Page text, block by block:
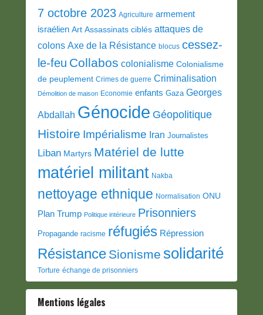
7 octobre 2023 Agriculture armement
israélien Art Assassinats ciblés attaques de
colons Axe de la Résistance blocus cessez-
le-feu Collabos colonialisme Colonialisme
de peuplement Crimes de guerre Criminalisation
Démolition de maison Economie enfants Gaza Georges
Abdallah Génocide Géopolitique
Histoire Impérialisme Iran Journalistes
Liban Martyrs Matériel de lutte
matériel militant Nakba
nettoyage ethnique Normalisation ONU
Plan Trump Politique intérieure Prisonniers
Propagande racisme réfugiés Répression
Résistance Sionisme solidarité
Torture échange de prisonniers
Mentions légales